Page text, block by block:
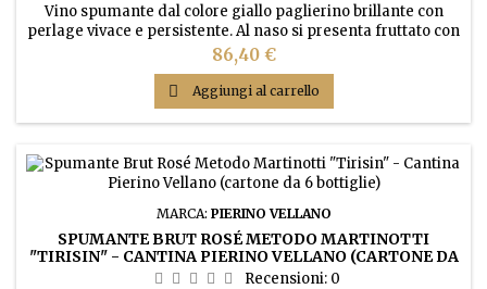
Vino spumante dal colore giallo paglierino brillante con
perlage vivace e persistente. Al naso si presenta fruttato con
sentori di frutta bianca. Gusto secco, fresco e leggermente
sapido.
Prezzo
86,40 €
 Aggiungi al carrello
MARCA: PIERINO VELLANO
SPUMANTE BRUT ROSÉ METODO MARTINOTTI
"TIRISIN" - CANTINA PIERINO VELLANO (CARTONE DA
6 BOTTIGLIE)
Recensioni: 0